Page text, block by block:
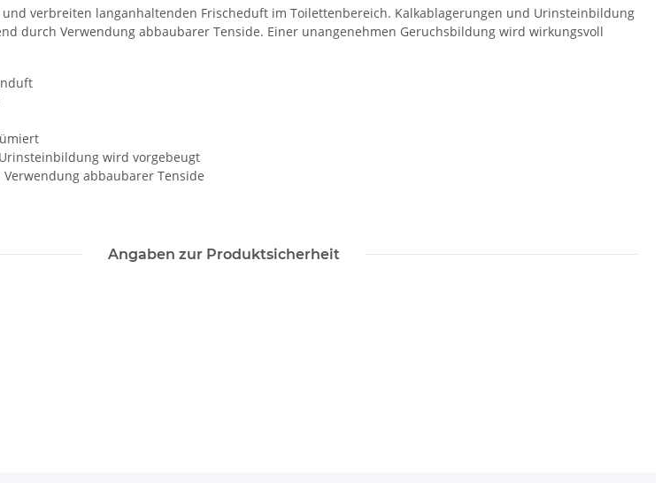
und verbreiten langanhaltenden Frischeduft im Toilettenbereich. Kalkablagerungen und Urinsteinbildung
durch Verwendung abbaubarer Tenside. Einer unangenehmen Geruchsbildung wird wirkungsvoll
wird vorgebeugt
abbaubarer Tenside
Angaben zur Produktsicherheit